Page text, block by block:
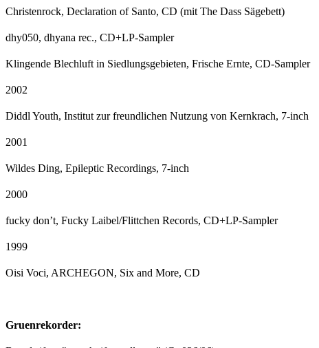
Christenrock, Declaration of Santo, CD (mit The Dass Sägebett)
dhy050, dhyana rec., CD+LP-Sampler
Klingende Blechluft in Siedlungsgebieten, Frische Ernte, CD-Sampler
2002
Diddl Youth, Institut zur freundlichen Nutzung von Kernkrach, 7-inch
2001
Wildes Ding, Epileptic Recordings, 7-inch
2000
fucky don’t, Fucky Laibel/Flittchen Records, CD+LP-Sampler
1999
Oisi Voci, ARCHEGON, Six and More, CD
Gruenrekorder: